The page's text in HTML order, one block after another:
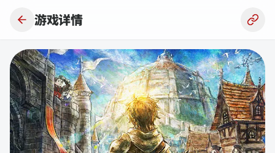
游戏详情